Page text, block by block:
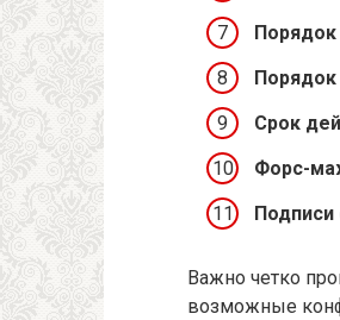
Порядок
Срок
Форс-
Подписи
Важно четко
возможные